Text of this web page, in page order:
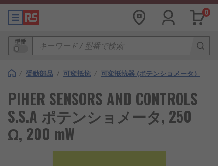
0
型番
/ 受動部品 / 可変抵抗 / 可変抵抗器 (ポテンショメータ）
PIHER SENSORS AND CONTROLS
S.S.A ポテンショメータ, 250
Ω, 200 mW